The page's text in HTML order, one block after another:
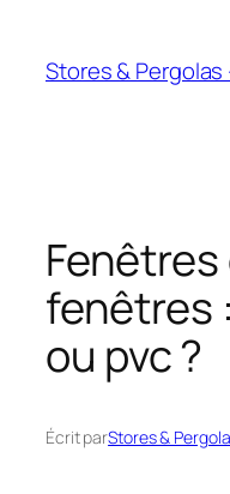
contenu
Stores & Pergolas
fenêtres
ou pvc ?
Écrit parStores &